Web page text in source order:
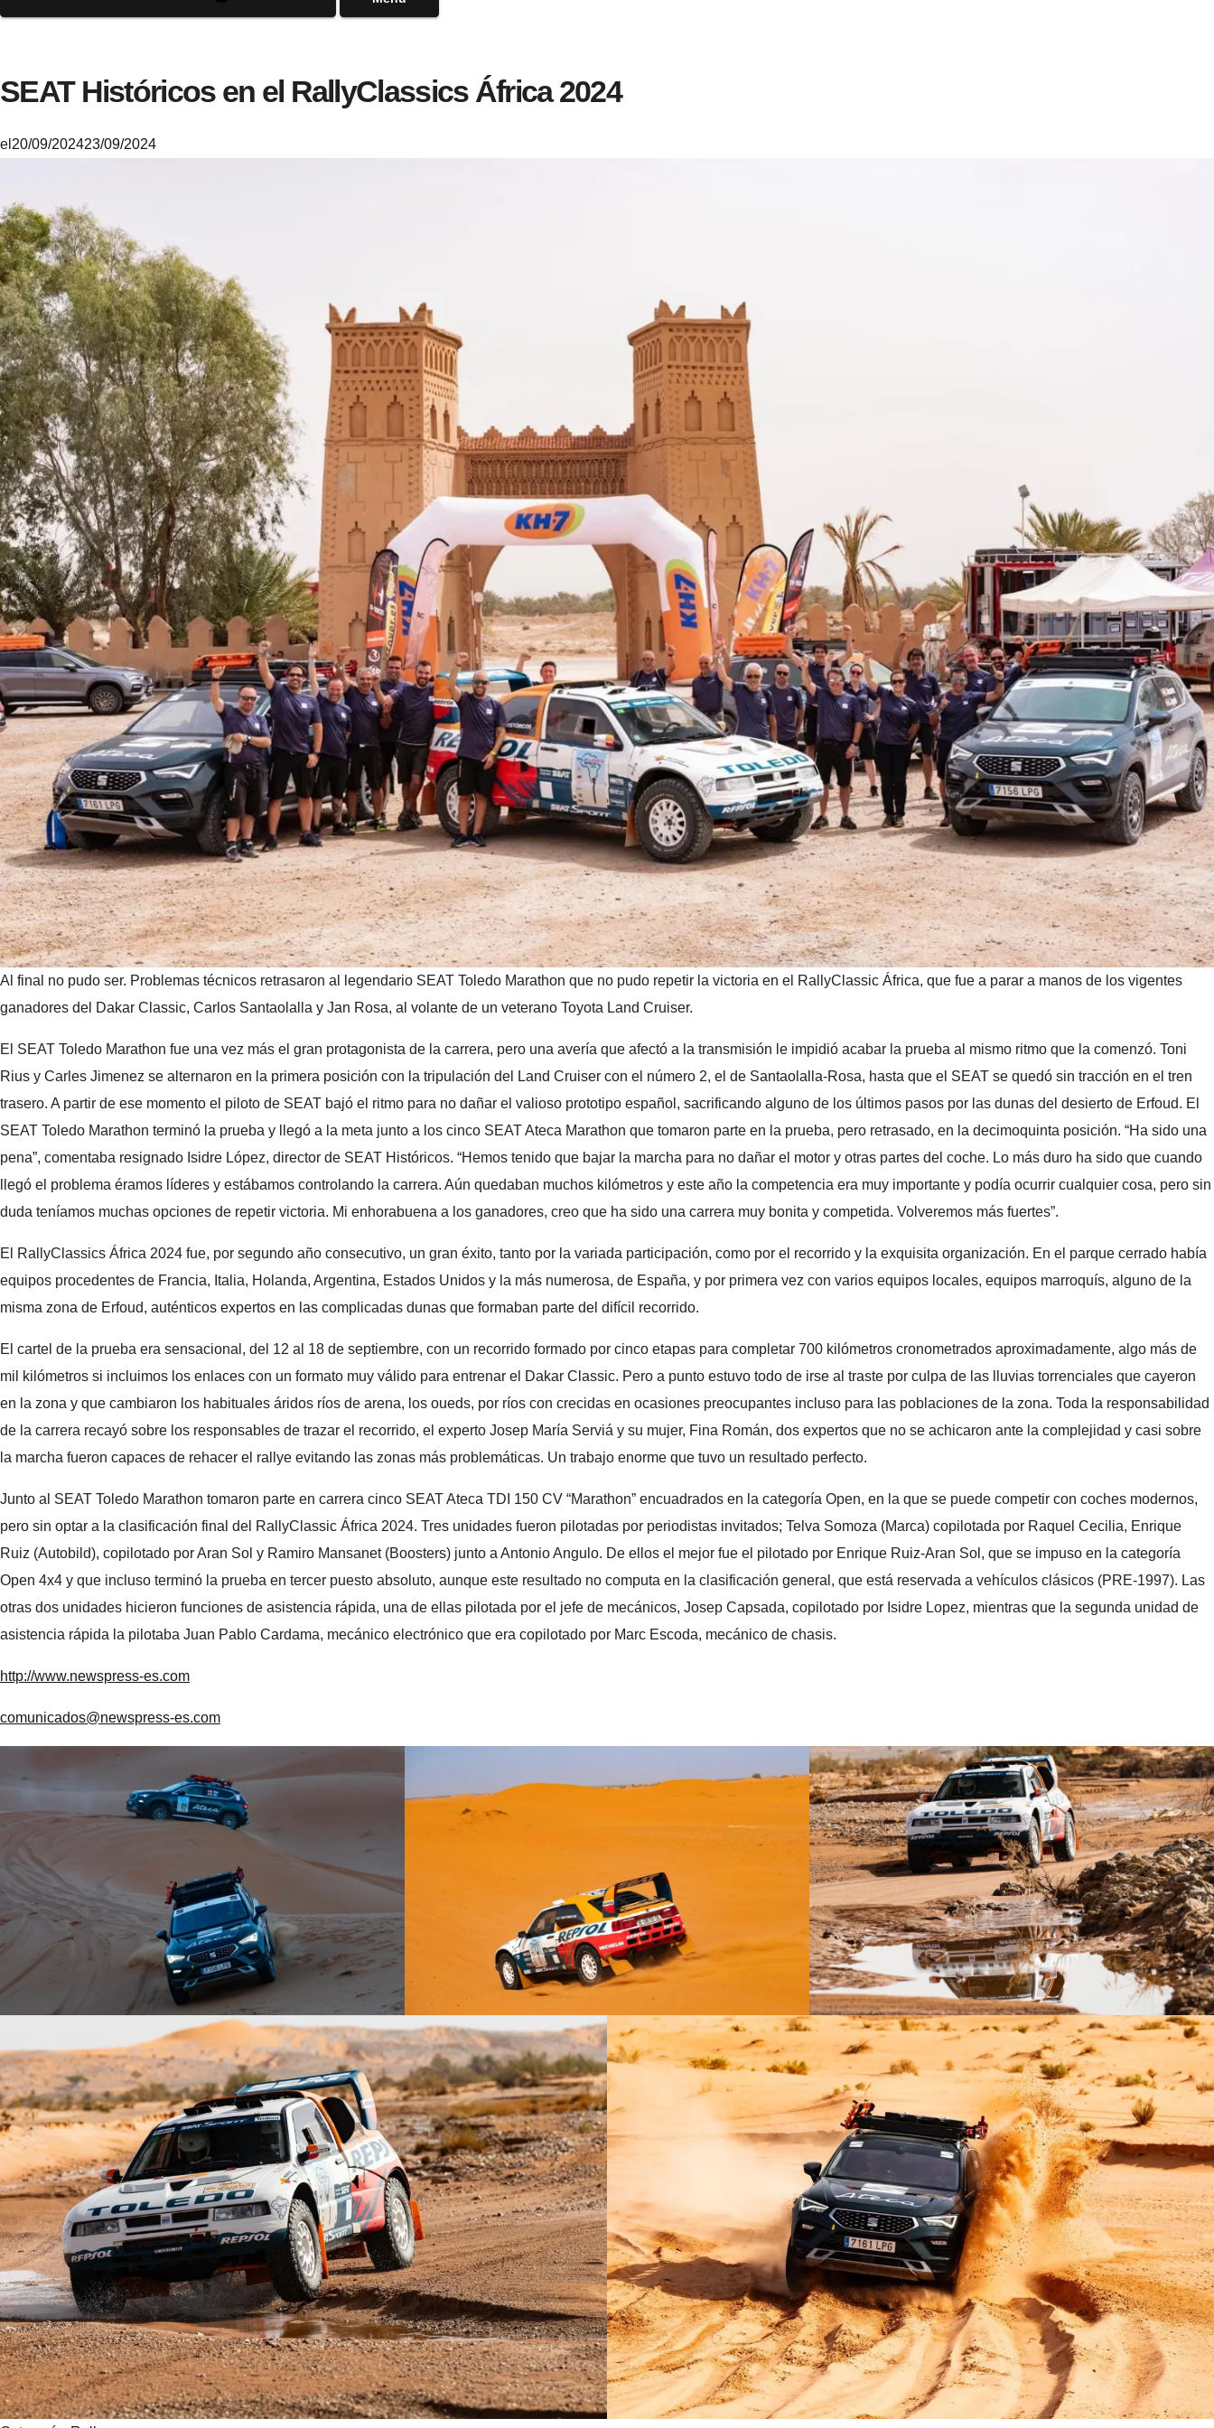
SEAT Históricos en el RallyClassics África 2024
k
e
el 20/09/202423/09/2024
Al final no pudo ser. Problemas técnicos retrasaron al legendario SEAT Toledo Marathon que no pudo repetir la victoria en el RallyClassic África, que fue a parar a manos de los vigentes
ganadores del Dakar Classic, Carlos Santaolalla y Jan Rosa, al volante de un veterano Toyota Land Cruiser.
El SEAT Toledo Marathon fue una vez más el gran protagonista de la carrera, pero una avería que afectó a la transmisión le impidió acabar la prueba al mismo ritmo que la comenzó. Toni
Rius y Carles Jimenez se alternaron en la primera posición con la tripulación del Land Cruiser con el número 2, el de Santaolalla-Rosa, hasta que el SEAT se quedó sin tracción en el tren
trasero. A partir de ese momento el piloto de SEAT bajó el ritmo para no dañar el valioso prototipo español, sacrificando alguno de los últimos pasos por las dunas del desierto de Erfoud. El
SEAT Toledo Marathon terminó la prueba y llegó a la meta junto a los cinco SEAT Ateca Marathon que tomaron parte en la prueba, pero retrasado, en la decimoquinta posición. “Ha sido una
pena”, comentaba resignado Isidre López, director de SEAT Históricos. “Hemos tenido que bajar la marcha para no dañar el motor y otras partes del coche. Lo más duro ha sido que cuando
llegó el problema éramos líderes y estábamos controlando la carrera. Aún quedaban muchos kilómetros y este año la competencia era muy importante y podía ocurrir cualquier cosa, pero sin
duda teníamos muchas opciones de repetir victoria. Mi enhorabuena a los ganadores, creo que ha sido una carrera muy bonita y competida. Volveremos más fuertes”.
El RallyClassics África 2024 fue, por segundo año consecutivo, un gran éxito, tanto por la variada participación, como por el recorrido y la exquisita organización. En el parque cerrado había
equipos procedentes de Francia, Italia, Holanda, Argentina, Estados Unidos y la más numerosa, de España, y por primera vez con varios equipos locales, equipos marroquís, alguno de la
misma zona de Erfoud, auténticos expertos en las complicadas dunas que formaban parte del difícil recorrido.
El cartel de la prueba era sensacional, del 12 al 18 de septiembre, con un recorrido formado por cinco etapas para completar 700 kilómetros cronometrados aproximadamente, algo más de
mil kilómetros si incluimos los enlaces con un formato muy válido para entrenar el Dakar Classic. Pero a punto estuvo todo de irse al traste por culpa de las lluvias torrenciales que cayeron
en la zona y que cambiaron los habituales áridos ríos de arena, los oueds, por ríos con crecidas en ocasiones preocupantes incluso para las poblaciones de la zona. Toda la responsabilidad
de la carrera recayó sobre los responsables de trazar el recorrido, el experto Josep María Serviá y su mujer, Fina Román, dos expertos que no se achicaron ante la complejidad y casi sobre
la marcha fueron capaces de rehacer el rallye evitando las zonas más problemáticas. Un trabajo enorme que tuvo un resultado perfecto.
Junto al SEAT Toledo Marathon tomaron parte en carrera cinco SEAT Ateca TDI 150 CV “Marathon” encuadrados en la categoría Open, en la que se puede competir con coches modernos,
pero sin optar a la clasificación final del RallyClassic África 2024. Tres unidades fueron pilotadas por periodistas invitados; Telva Somoza (Marca) copilotada por Raquel Cecilia, Enrique
Ruiz (Autobild), copilotado por Aran Sol y Ramiro Mansanet (Boosters) junto a Antonio Angulo. De ellos el mejor fue el pilotado por Enrique Ruiz-Aran Sol, que se impuso en la categoría
Open 4x4 y que incluso terminó la prueba en tercer puesto absoluto, aunque este resultado no computa en la clasificación general, que está reservada a vehículos clásicos (PRE-1997). Las
otras dos unidades hicieron funciones de asistencia rápida, una de ellas pilotada por el jefe de mecánicos, Josep Capsada, copilotado por Isidre Lopez, mientras que la segunda unidad de
asistencia rápida la pilotaba Juan Pablo Cardama, mecánico electrónico que era copilotado por Marc Escoda, mecánico de chasis.
http://www.newspress-es.com
comunicados@newspress-es.com